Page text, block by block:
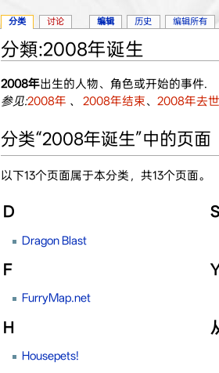
分類:2008年诞生
2008年出生的人物、角色或开始的事件.
参见:2008年 、 2008年结束、 2008年去世
分类“2008年诞生”中的页面
以下13个页面属于本分类，共13个页面。
D
Dragon Blast
F
FurryMap.net
H
Housepets!
S
分类 讨论 编辑 历史 编辑所有